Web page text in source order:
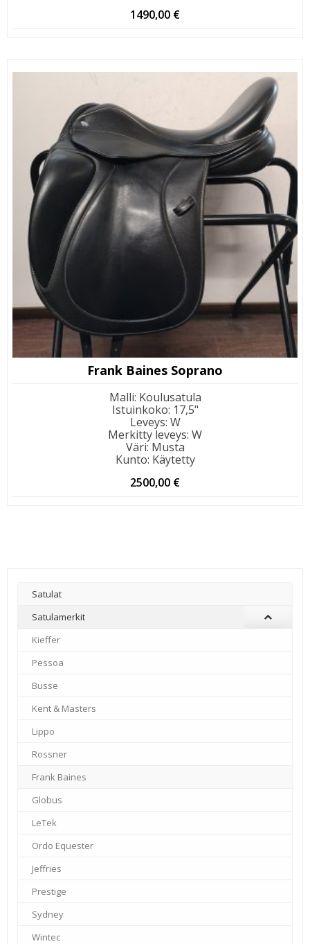
1490,00 €
Frank Baines Soprano
Malli: Koulusatula
Istuinkoko: 17,5"
Leveys: W
Merkitty leveys: W
Väri: Musta
Kunto: Käytetty
2500,00 €
Satulat
Satulamerkit
Kieffer
–
Pessoa
–
Busse
–
Kent & Masters
–
Lippo
–
Rossner
–
Frank Baines
–
Globus
–
LeTek
–
Ordo Equester
–
Jeffries
–
Prestige
–
Sydney
–
Wintec
–